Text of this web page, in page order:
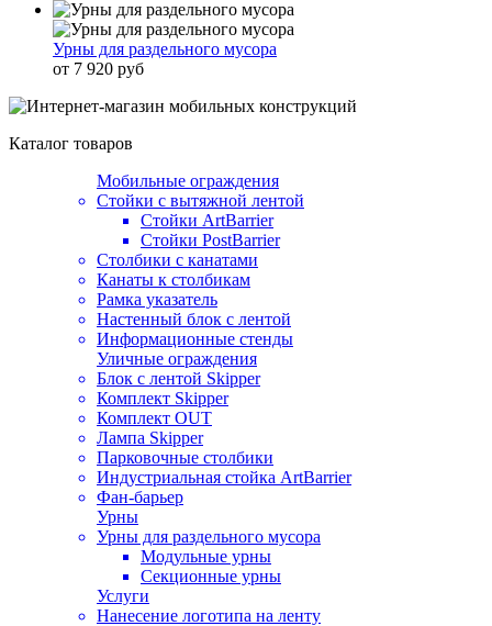
Урны для раздельного мусора
от 7 920 руб
Каталог товаров
Мобильные ограждения
Стойки с вытяжной лентой
Стойки ArtBarrier
Стойки PostBarrier
Столбики с канатами
Канаты к столбикам
Рамка указатель
Настенный блок с лентой
Информационные стенды
Уличные ограждения
Блок с лентой Skipper
Комплект Skipper
Комплект OUT
Лампа Skipper
Парковочные столбики
Индустриальная стойка ArtBarrier
Фан-барьер
Урны
Урны для раздельного мусора
Модульные урны
Секционные урны
Услуги
Нанесение логотипа на ленту